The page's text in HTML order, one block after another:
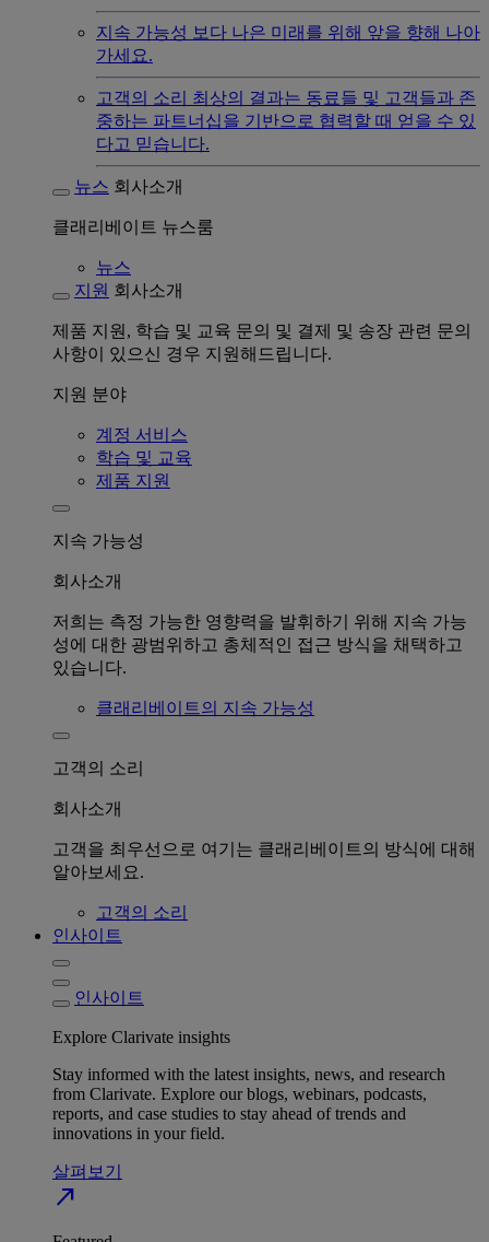
지속 가능성 보다 나은 미래를 위해 앞을 향해 나아
가세요.
고객의 소리 최상의 결과는 동료들 및 고객들과 존
중하는 파트너십을 기반으로 협력할 때 얻을 수 있
다고 믿습니다.
뉴스 회사소개
클래리베이트 뉴스룸
뉴스
지원 회사소개
제품 지원, 학습 및 교육 문의 및 결제 및 송장 관련 문의
사항이 있으신 경우 지원해드립니다.
지원 분야
계정 서비스
학습 및 교육
제품 지원
지속 가능성
회사소개
저희는 측정 가능한 영향력을 발휘하기 위해 지속 가능
성에 대한 광범위하고 총체적인 접근 방식을 채택하고
있습니다.
클래리베이트의 지속 가능성
고객의 소리
회사소개
고객을 최우선으로 여기는 클래리베이트의 방식에 대해
알아보세요.
고객의 소리
인사이트
인사이트
Explore Clarivate insights
Stay informed with the latest insights, news, and research
from Clarivate. Explore our blogs, webinars, podcasts,
reports, and case studies to stay ahead of trends and
innovations in your field.
살펴보기
north_east